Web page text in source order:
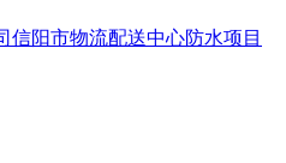
信阳市物流配送中心防水项目